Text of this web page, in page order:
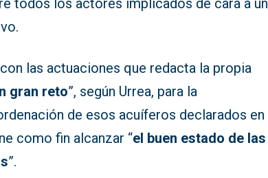
todos los actores implicados de cara a un
las actuaciones que redacta la propia
gran reto”, según Urrea, para la
de esos acuíferos declarados en
como fin alcanzar “el buen estado de las
”.